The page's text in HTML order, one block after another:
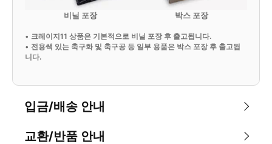
비닐 포장 박스 포장
• 크레이지11 상품은 기본적으로 비닐 포장 후 출고됩니다.
• 전용쌕 있는 축구화 및 축구공 등 일부 용품은 박스 포장 후 출고됩
니다.
입금/배송 안내
교환/반품 안내